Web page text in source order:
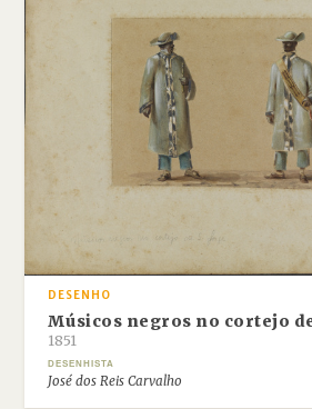
DESENHO
Músicos negros no cortejo
1851
DESENHISTA
José dos Reis Carvalho